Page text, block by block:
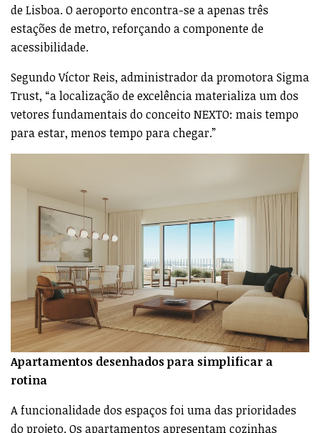
de Lisboa. O aeroporto encontra-se a apenas três
estações de metro, reforçando a componente de
acessibilidade.
Segundo Víctor Reis, administrador da promotora Sigma
Trust, “a localização de excelência materializa um dos
vetores fundamentais do conceito NEXTO: mais tempo
para estar, menos tempo para chegar.”
Apartamentos desenhados para simplificar a
rotina
A funcionalidade dos espaços foi uma das prioridades
do projeto. Os apartamentos apresentam cozinhas